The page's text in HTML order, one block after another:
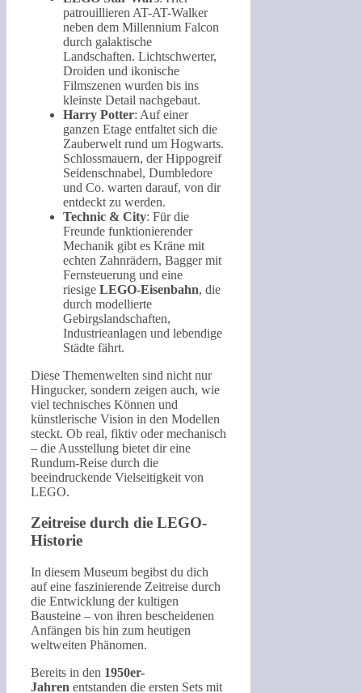
patrouillieren AT-AT-Walker
neben dem Millennium Falcon
durch galaktische
Landschaften. Lichtschwerter,
Droiden und ikonische
Filmszenen wurden bis ins
kleinste Detail nachgebaut.
Harry Potter: Auf einer
ganzen Etage entfaltet sich die
Zauberwelt rund um Hogwarts.
Schlossmauern, der Hippogreif
Seidenschnabel, Dumbledore
und Co. warten darauf, von dir
entdeckt zu werden.
Technic & City: Für die
Freunde funktionierender
Mechanik gibt es Kräne mit
echten Zahnrädern, Bagger mit
Fernsteuerung und eine
riesige LEGO-Eisenbahn, die
durch modellierte
Gebirgslandschaften,
Industrieanlagen und lebendige
Städte fährt.
Diese Themenwelten sind nicht nur
Hingucker, sondern zeigen auch, wie
viel technisches Können und
künstlerische Vision in den Modellen
steckt. Ob real, fiktiv oder mechanisch
– die Ausstellung bietet dir eine
Rundum-Reise durch die
beeindruckende Vielseitigkeit von
LEGO.
Zeitreise durch die LEGO-
Historie
In diesem Museum begibst du dich
auf eine faszinierende Zeitreise durch
die Entwicklung der kultigen
Bausteine – von ihren bescheidenen
Anfängen bis hin zum heutigen
weltweiten Phänomen.
Bereits in den 1950er-
Jahren entstanden die ersten Sets mit